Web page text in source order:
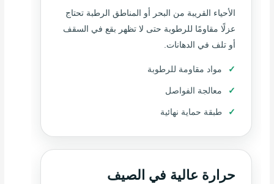
الأحياء القريبة من البحر أو المناطق الرطبة تحتاج
عزلًا مقاومًا للرطوبة حتى لا تظهر بقع في السقف
أو تلف في الدهانات.
مواد مقاومة للرطوبة
معالجة الفواصل
طبقة حماية نهائية
حرارة عالية في الصيف